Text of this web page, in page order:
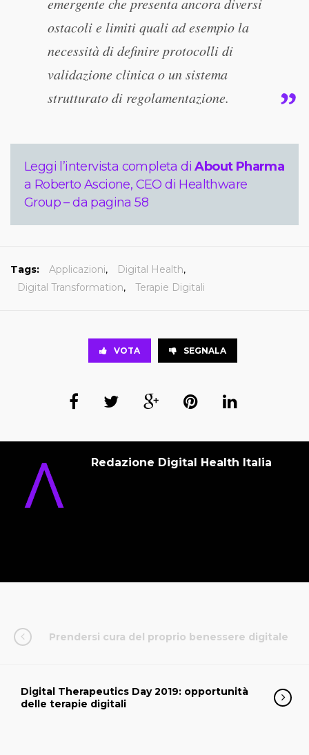
ostacoli e limiti quali ad esempio la
necessità di definire protocolli di
validazione clinica o un sistema
strutturato di regolamentazione.
Leggi l’intervista completa diAbout Pharma
a Roberto Ascione, CEO di Healthware
Group – da pagina 58
Tags: Applicazioni, Digital Health,
Digital Transformation, Terapie Digitali
VOTA SEGNALA
Redazione Digital Health Italia
Prendersi cura del proprio benessere digitale
Digital Therapeutics Day 2019: opportunità
delle terapie digitali